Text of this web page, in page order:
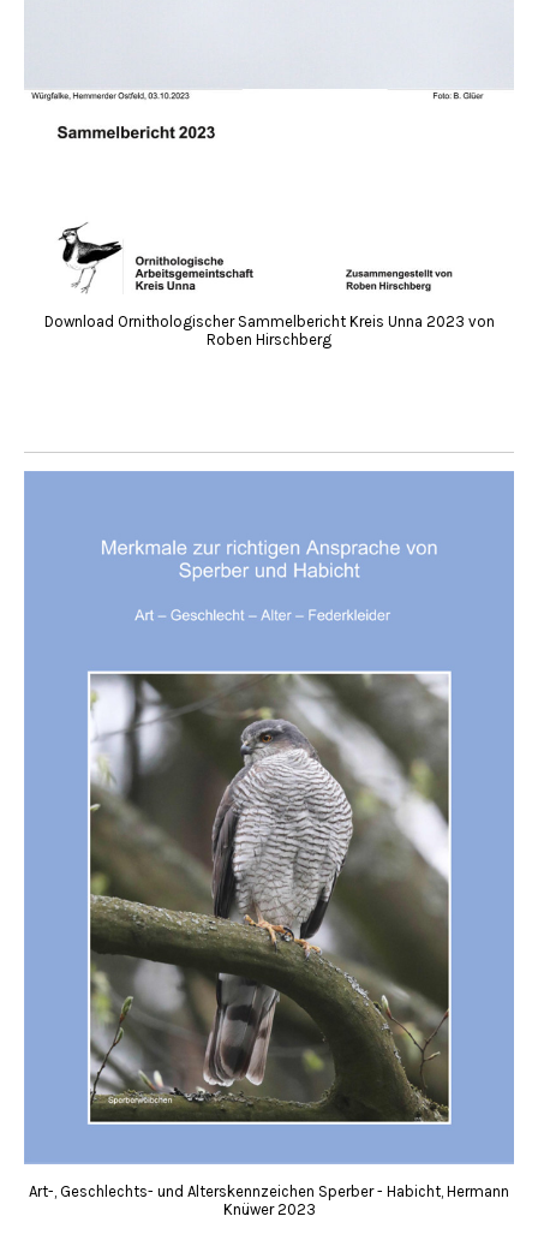
Download Ornithologischer Sammelbericht Kreis Unna 2023 von
Roben Hirschberg
Art-, Geschlechts- und Alterskennzeichen Sperber - Habicht, Hermann
Knüwer 2023